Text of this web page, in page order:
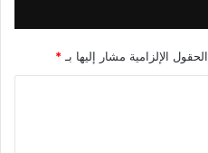
الحقول الإلزامية مشار إليها بـ*